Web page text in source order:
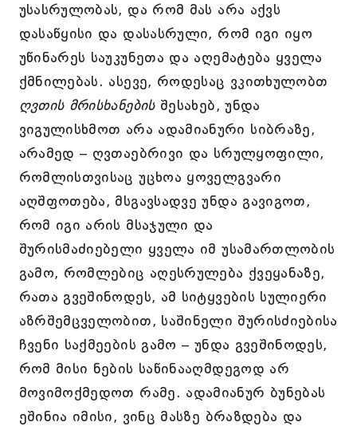
უსასრულობას, და რომ მას არა აქვს
დასაწყისი და დასასრული, რომ იგი იყო
უწინარეს საუკუნეთა და აღემატება ყველა
ქმნილებას. ასევე, როდესაც ვკითხულობთ
ღვთის მრისხანებისშესახებ, უნდა
ვიგულისხმოთ არა ადამიანური სიბრაზე,
არამედ – ღვთაებრივი და სრულყოფილი,
რომლისთვისაც უცხოა ყოველგვარი
აღშფოთება, მსგავსადვე უნდა გავიგოთ,
რომ იგი არის მსაჯული და
შურისმაძიებელი ყველა იმ უსამართლობის
გამო, რომლებიც აღესრულება ქვეყანაზე,
რათა გვეშინოდეს, ამ სიტყვების სულიერი
აზრშემცველობით, საშინელი შურისძიებისა
ჩვენი საქმეების გამო – უნდა გვეშინოდეს,
რომ მისი ნების საწინააღმდეგოდ არ
მოვიმოქმედოთ რამე. ადამიანურ ბუნებას
ეშინია იმისი, ვინც მასზე ბრაზდება და